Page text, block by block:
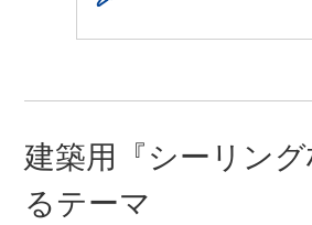
建築用『シーリン
るテーマ